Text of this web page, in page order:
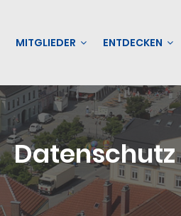
MITGLIEDER ENTDECKEN
Datenschutz